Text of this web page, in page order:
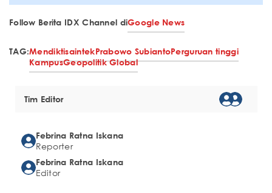
Follow Berita IDX Channel diGoogle News
TAG:MendiktisaintekPrabowo SubiantoPerguruan tinggi
KampusGeopolitik Global
Tim Editor
Febrina Ratna Iskana
Reporter
Febrina Ratna Iskana
Editor